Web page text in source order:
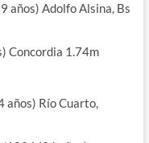
años) Adolfo Alsina, Bs
Concordia 1.74m
Río Cuarto,